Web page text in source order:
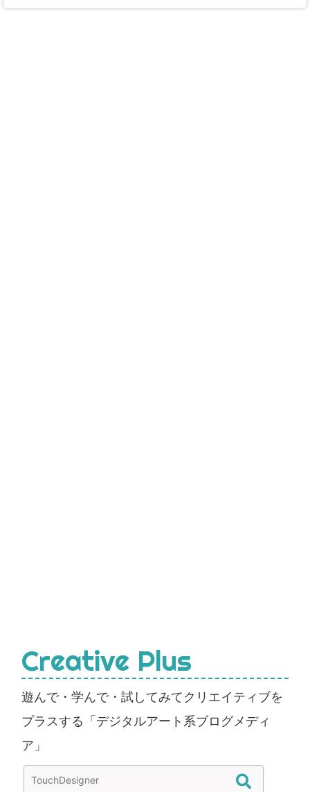
Creative Plus
遊んで・学んで・試してみてクリエイティブを
プラスする「デジタルアート系ブログメディ
ア」